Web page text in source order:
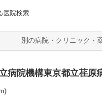
医院検索
病院機構東京都立荏原
)